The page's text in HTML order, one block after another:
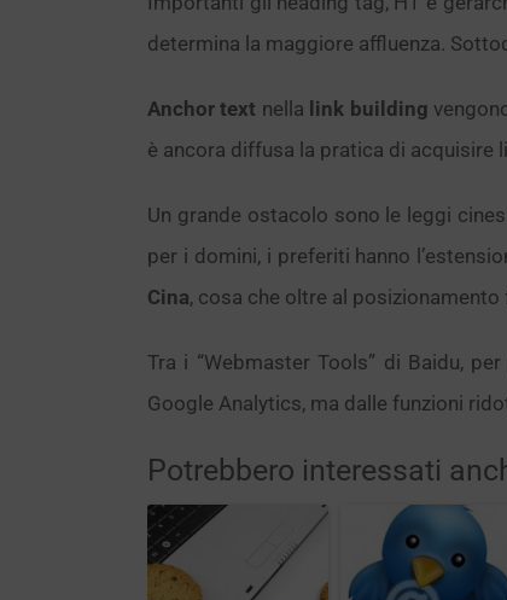
determina la maggiore affluenza.
Anchor text nella link building
è ancora diffusa la pratica di acquisire
Un grande ostacolo sono le leggi
per i domini, i preferiti hanno
Cina, cosa che oltre al
Tra i “Webmaster Tools” di Baidu,
Google Analytics, ma dalle funzioni
Potrebbero interessati